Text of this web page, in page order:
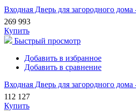
Входная Дверь для загородного
269 993
Купить
Быстрый просмотр
Добавить в избранное
Добавить в сравнение
Входная Дверь для загородного
112 127
Купить